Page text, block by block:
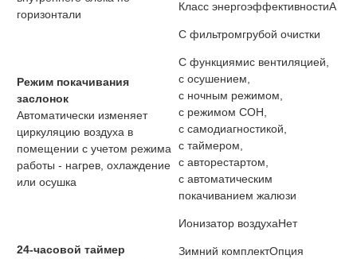
горизонтали
Режим покачивания
заслонок
Автоматически изменяет
циркуляцию воздуха в
помещении с учетом режима
работы - нагрев, охлаждение
или осушка
24-часовой таймер
Класс энергоэффективностиA
С фильтромгрубой очистки
С функциямис вентиляцией,
с осушением,
с ночным режимом,
с режимом СОН,
с самодиагностикой,
с таймером,
с авторестартом,
с автоматическим
покачиванием жалюзи
Ионизатор воздухаНет
Зимний комплектОпция